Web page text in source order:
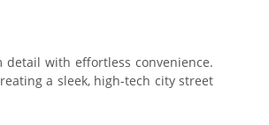
with effortless convenience.
a sleek, high-tech city street